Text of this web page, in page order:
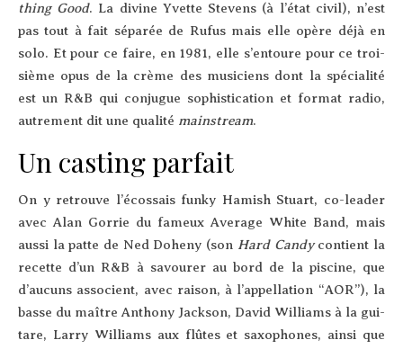
thing Good. La divine Yvette Ste­vens (à l’é­tat civil), n’est
pas tout à fait sépa­rée de Rufus mais elle opère déjà en
solo. Et pour ce faire, en 1981, elle s’en­toure pour ce troi­
sième opus de la crème des musi­ciens dont la spé­cia­li­té
est un R&B qui conjugue sophis­ti­ca­tion et for­mat radio,
autre­ment dit une qua­li­té mains­tream.
Un casting parfait
On y retrouve l’é­cos­sais fun­ky Hamish Stuart, co-lea­der
avec Alan Gor­rie du fameux Ave­rage White Band, mais
aus­si la patte de Ned Dohe­ny (son Hard Can­dycontient la
recette d’un R&B à savou­rer au bord de la pis­cine, que
d’au­cuns asso­cient, avec rai­son, à l’ap­pel­la­tion “AOR”), la
basse du maître Antho­ny Jack­son, David Williams à la gui­
tare, Lar­ry Williams aux flûtes et saxo­phones, ain­si que